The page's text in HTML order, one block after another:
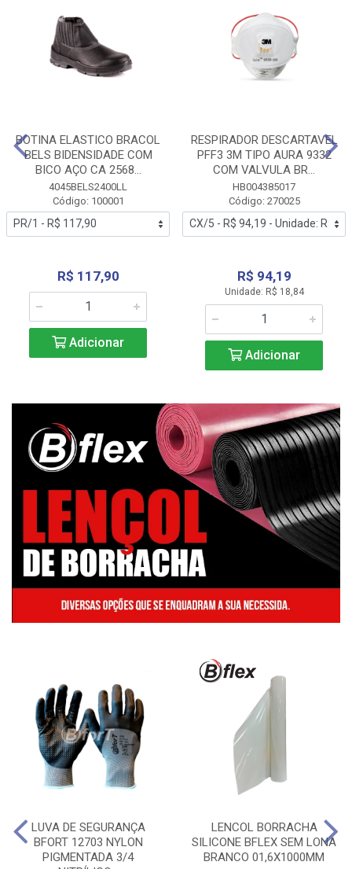
BOTINA ELASTICO BRACOL
BELS BIDENSIDADE COM
BICO AÇO CA 2568...
4045BELS2400LL
Código: 100001
R$ 117,90
Adicionar
RESPIRADOR DESCARTAVEL
PFF3 3M TIPO AURA 9332
COM VALVULA BR...
HB004385017
Código: 270025
R$ 94,19
Unidade: R$ 18,84
Adicionar
LUVA DE SEGURANÇA
BFORT 12703 NYLON
PIGMENTADA 3/4
LENCOL BORRACHA
SILICONE BFLEX SEM LONA
BRANCO 01,6X1000MM